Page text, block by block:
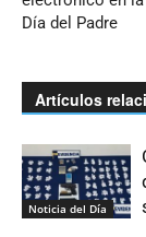
Día del Padre
Artículos
Noticia del Día